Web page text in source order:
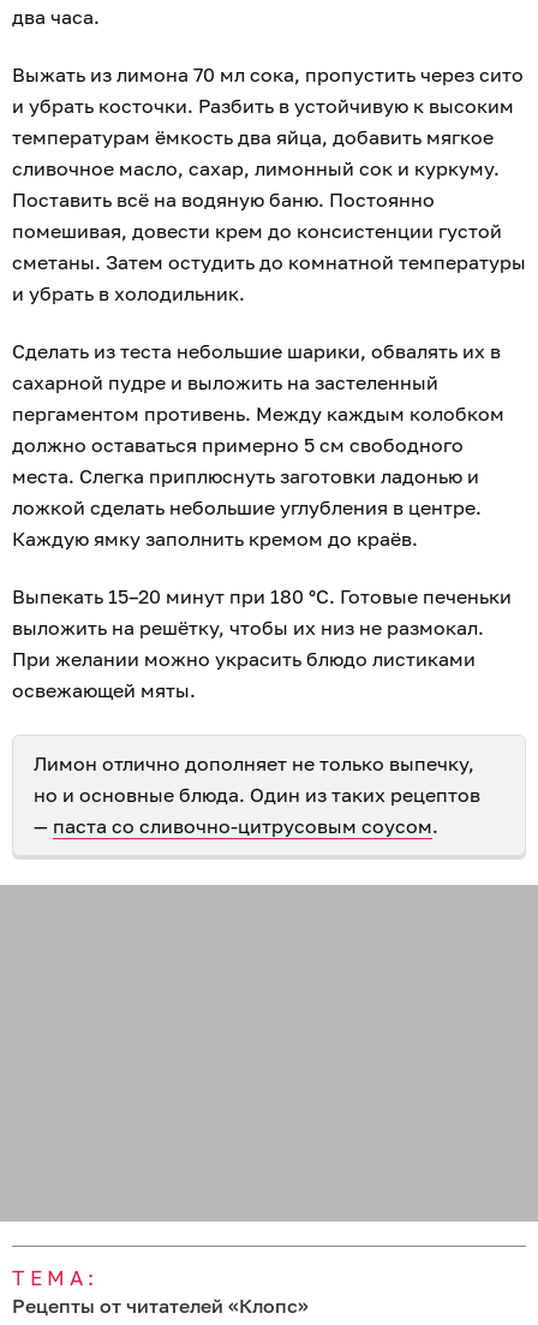
два часа.
Выжать из лимона 70 мл сока, пропустить через сито
и убрать косточки. Разбить в устойчивую к высоким
температурам ёмкость два яйца, добавить мягкое
сливочное масло, сахар, лимонный сок и куркуму.
Поставить всё на водяную баню. Постоянно
помешивая, довести крем до консистенции густой
сметаны. Затем остудить до комнатной температуры
и убрать в холодильник.
Сделать из теста небольшие шарики, обвалять их в
сахарной пудре и выложить на застеленный
пергаментом противень. Между каждым колобком
должно оставаться примерно 5 см свободного
места. Слегка приплюснуть заготовки ладонью и
ложкой сделать небольшие углубления в центре.
Каждую ямку заполнить кремом до краёв.
Выпекать 15–20 минут при 180 °С. Готовые печеньки
выложить на решётку, чтобы их низ не размокал.
При желании можно украсить блюдо листиками
освежающей мяты.
Лимон отлично дополняет не только выпечку,
но и основные блюда. Один из таких рецептов
— паста со сливочно-цитрусовым соусом.
ТЕМА:
Рецепты от читателей «Клопс»